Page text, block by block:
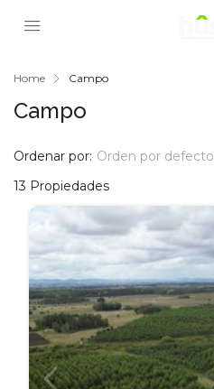
Home Campo
Campo
13 Propiedades
Ordenar por: Orden por defecto